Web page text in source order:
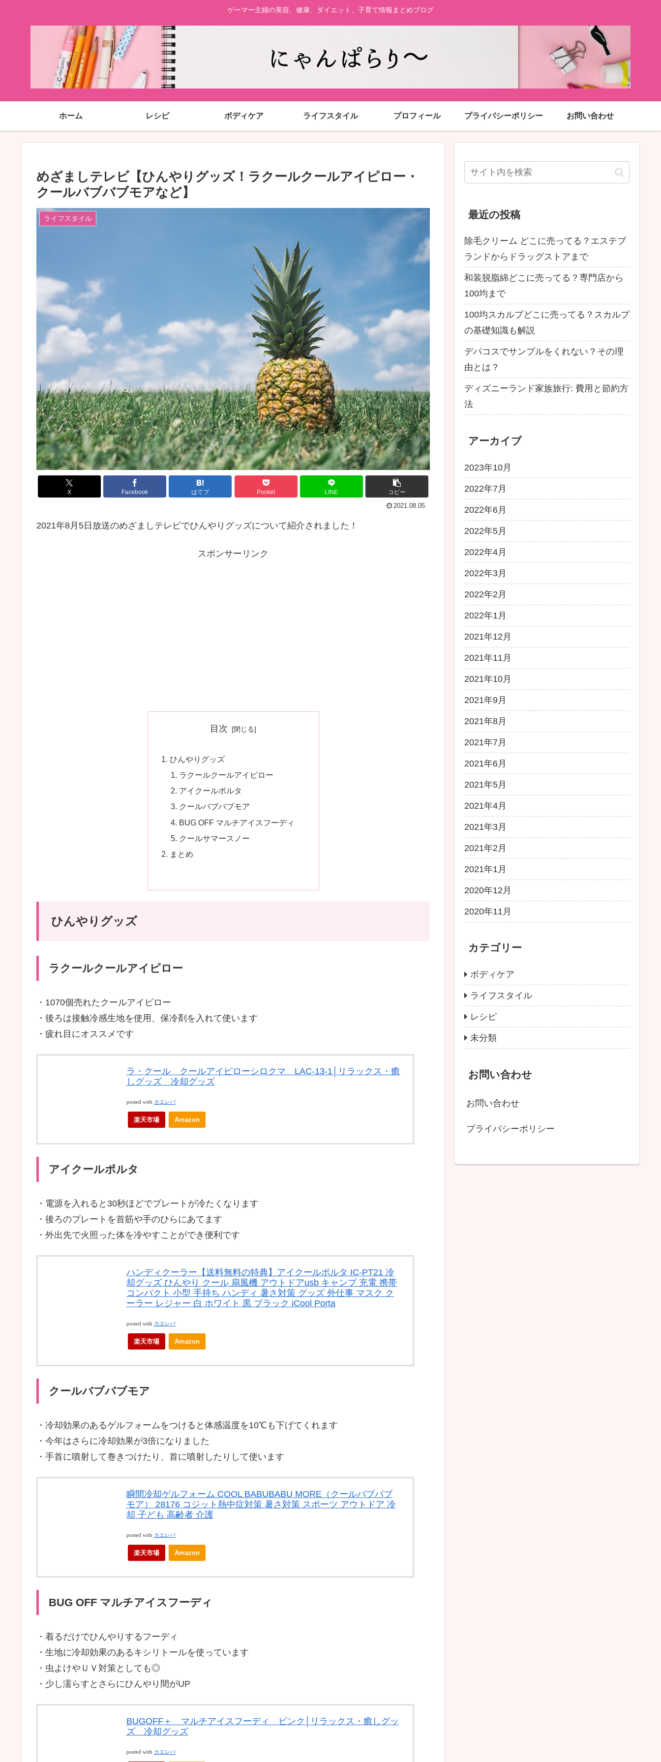
ゲーマー主婦の美容、健康、ダイエット、子育て情報まとめブログ
ホーム レシピ ボディケア ライフスタイル プロフィール プライバシーポリシー お問い合わせ
めざましテレビ【ひんやりグッズ！ラクールクールアイピロー・
クールバブバブモアなど】
ライフスタイル
X Facebook はてブ Pocket LINE コピー
2021.08.05
2021年8月5日放送のめざましテレビでひんやりグッズについて紹介されました！
スポンサーリンク
目次
ひんやりグッズ
ラクールクールアイピロー
アイクールポルタ
クールバブバブモア
BUG OFF マルチアイスフーディ
クールサマースノー
まとめ
ひんやりグッズ
ラクールクールアイピロー
・1070個売れたクールアイピロー
・後ろは接触冷感生地を使用、保冷剤を入れて使います
・疲れ目にオススメです
ラ・クール クールアイピローシロクマ LAC-13-1│リラックス・癒
しグッズ 冷却グッズ
posted with カエレバ
楽天市場 Amazon
アイクールポルタ
・電源を入れると30秒ほどでプレートが冷たくなります
・後ろのプレートを首筋や手のひらにあてます
・外出先で火照った体を冷やすことができ便利です
ハンディクーラー【送料無料の特典】アイクールポルタ IC-PT21 冷
却グッズ ひんやり クール 扇風機 アウトドアusb キャンプ 充電 携帯
コンパクト 小型 手持ち ハンディ 暑さ対策 グッズ 外仕事 マスク ク
ーラー レジャー 白 ホワイト 黒 ブラック iCool Porta
posted with カエレバ
楽天市場 Amazon
クールバブバブモア
・冷却効果のあるゲルフォームをつけると体感温度を10℃も下げてくれます
・今年はさらに冷却効果が3倍になりました
・手首に噴射して巻きつけたり、首に噴射したりして使います
瞬間冷却ゲルフォーム COOL BABUBABU MORE（クールバブバブ
モア） 28176 コジット熱中症対策 暑さ対策 スポーツ アウトドア 冷
却 子ども 高齢者 介護
posted with カエレバ
楽天市場 Amazon
BUG OFF マルチアイスフーディ
・着るだけでひんやりするフーディ
・生地に冷却効果のあるキシリトールを使っています
・虫よけやＵＶ対策としても◎
・少し濡らすとさらにひんやり間がUP
BUGOFF＋ マルチアイスフーディ ピンク│リラックス・癒しグッ
ズ 冷却グッズ
posted with カエレバ
最近の投稿
除毛クリーム どこに売ってる？エステブ
ランドからドラッグストアまで
和装脱脂綿どこに売ってる？専門店から
100均まで
100均スカルプどこに売ってる？スカルプ
の基礎知識も解説
デパコスでサンプルをくれない？その理
由とは？
ディズニーランド家族旅行: 費用と節約方
法
アーカイブ
2023年10月
2022年7月
2022年6月
2022年5月
2022年4月
2022年3月
2022年2月
2022年1月
2021年12月
2021年11月
2021年10月
2021年9月
2021年8月
2021年7月
2021年6月
2021年5月
2021年4月
2021年3月
2021年2月
2021年1月
2020年12月
2020年11月
カテゴリー
ボディケア
ライフスタイル
レシピ
未分類
お問い合わせ
お問い合わせ
プライバシーポリシー